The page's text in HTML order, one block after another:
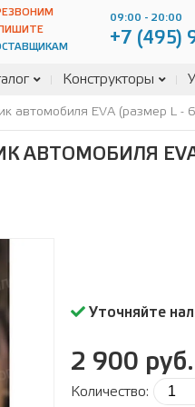
09:00 - 20:00
+7 (495)
Конструкторы
автомобиля EVA (размер L -
АВТОМОБИЛЯ
Уточняйте
2 900 руб.
Количество: